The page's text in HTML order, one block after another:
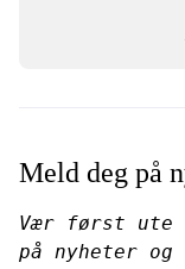
Meld deg på
Vær først ute
på nyheter